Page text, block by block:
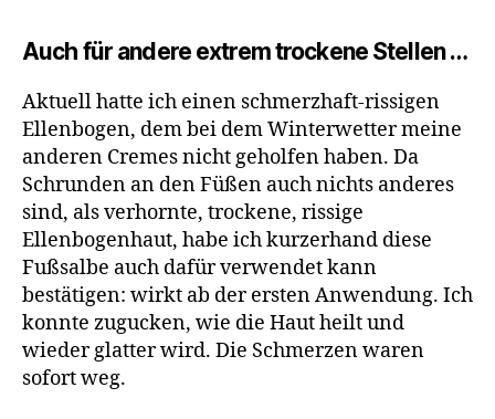
Auch für andere extrem trockene Stellen …
Aktuell hatte ich einen schmerzhaft-rissigen
Ellenbogen, dem bei dem Winterwetter meine
anderen Cremes nicht geholfen haben. Da
Schrunden an den Füßen auch nichts anderes
sind, als verhornte, trockene, rissige
Ellenbogenhaut, habe ich kurzerhand diese
Fußsalbe auch dafür verwendet kann
bestätigen: wirkt ab der ersten Anwendung. Ich
konnte zugucken, wie die Haut heilt und
wieder glatter wird. Die Schmerzen waren
sofort weg.